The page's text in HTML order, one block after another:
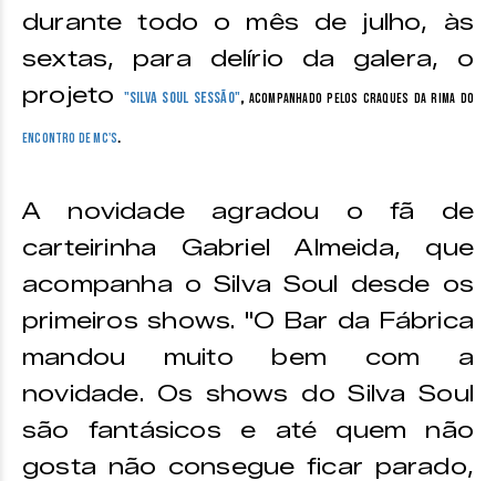
durante todo o mês de julho, às
sextas, para delírio da galera, o
projeto "Silva Soul Sessão", acompanhado pelos craques da rima do
Encontro de MC's.
A novidade agradou o fã de
carteirinha Gabriel Almeida, que
acompanha o Silva Soul desde os
primeiros shows. "O Bar da Fábrica
mandou muito bem com a
novidade. Os shows do Silva Soul
são fantásicos e até quem não
gosta não consegue ficar parado,